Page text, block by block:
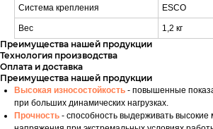
Система крепления ESCO
Вес 1,2 кг
Преимущества нашей продукции
Технология производства
Оплата и доставка
Преимущества нашей продукции
Высокая износостойкость - повышенные
при больших динамических нагрузках.
Прочность - способность выдерживать высокие